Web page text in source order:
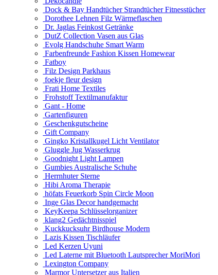
Dock & Bay Handtücher Strandtücher Fitnesstücher
Dorothee Lehnen Filz Wärmeflaschen
Dr. Jaglas Feinkost Getränke
DutZ Collection Vasen aus Glas
Evolg Handschuhe Smart Warm
Farbenfreunde Fashion Kissen Homewear
Fatboy
Filz Design Parkhaus
foekje fleur design
Frati Home Textiles
Frohstoff Textilmanufaktur
Gant - Home
Gartenfiguren
Geschenkgutscheine
Gift Company
Gingko Kristallkugel Licht Ventilator
Gluggle Jug Wasserkrug
Goodnight Light Lampen
Gumbies Australische Schuhe
Herrnhuter Sterne
Hibi Aroma Therapie
höfats Feuerkorb Spin Circle Moon
Inge Glas Decor handgemacht
KeyKeepa Schlüsselorganizer
klang2 Gedächtnisspiel
Kuckkucksuhr Birdhouse Modern
Lazis Kissen Tischläufer
Led Kerzen Uyuni
Led Laterne mit Bluetooth Lautsprecher MoriMori
Lexington Company
Marmor Untersetzer aus Italien